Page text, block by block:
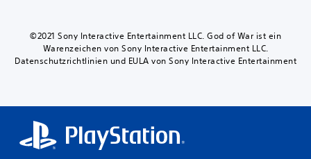
©2021 Sony Interactive Entertainment LLC. God of War ist ein
Warenzeichen von Sony Interactive Entertainment LLC.
Datenschutzrichtlinien und EULA von Sony Interactive Entertainment